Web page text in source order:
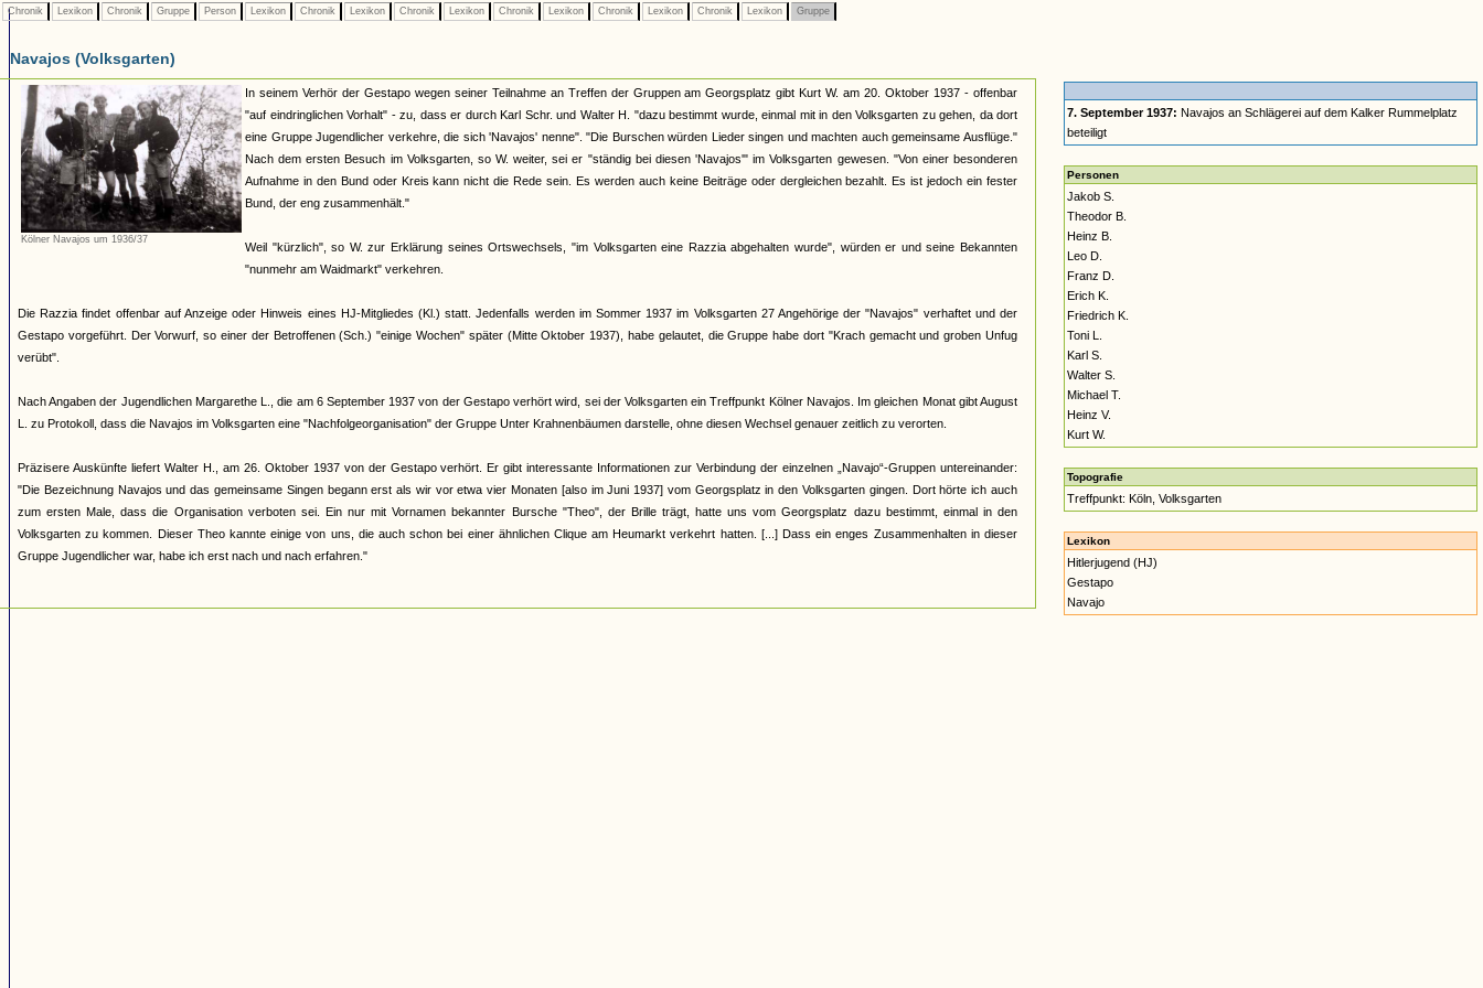
Chronik Lexikon Chronik Gruppe Person Lexikon Chronik Lexikon Chronik Lexikon Chronik Lexikon Chronik Lexikon Chronik Lexikon Gruppe
Navajos (Volksgarten)
Kölner Navajos um 1936/37
In seinem Verhör der Gestapo wegen seiner Teilnahme an Treffen der Gruppen am Georgsplatz gibt Kurt W. am 20. Oktober 1937 - offenbar
"auf eindringlichen Vorhalt" - zu, dass er durch Karl Schr. und Walter H. "dazu bestimmt wurde, einmal mit in den Volksgarten zu gehen, da dort
eine Gruppe Jugendlicher verkehre, die sich 'Navajos' nenne". "Die Burschen würden Lieder singen und machten auch gemeinsame Ausflüge."
Nach dem ersten Besuch im Volksgarten, so W. weiter, sei er "ständig bei diesen 'Navajos'" im Volksgarten gewesen. "Von einer besonderen
Aufnahme in den Bund oder Kreis kann nicht die Rede sein. Es werden auch keine Beiträge oder dergleichen bezahlt. Es ist jedoch ein fester
Bund, der eng zusammenhält."
Weil "kürzlich", so W. zur Erklärung seines Ortswechsels, "im Volksgarten eine Razzia abgehalten wurde", würden er und seine Bekannten
"nunmehr am Waidmarkt" verkehren.
Die Razzia findet offenbar auf Anzeige oder Hinweis eines HJ-Mitgliedes (Kl.) statt. Jedenfalls werden im Sommer 1937 im Volksgarten 27 Angehörige der "Navajos" verhaftet und der
Gestapo vorgeführt. Der Vorwurf, so einer der Betroffenen (Sch.) "einige Wochen" später (Mitte Oktober 1937), habe gelautet, die Gruppe habe dort "Krach gemacht und groben Unfug
verübt".
Nach Angaben der Jugendlichen Margarethe L., die am 6 September 1937 von der Gestapo verhört wird, sei der Volksgarten ein Treffpunkt Kölner Navajos. Im gleichen Monat gibt August
L. zu Protokoll, dass die Navajos im Volksgarten eine "Nachfolgeorganisation" der Gruppe Unter Krahnenbäumen darstelle, ohne diesen Wechsel genauer zeitlich zu verorten.
Präzisere Auskünfte liefert Walter H., am 26. Oktober 1937 von der Gestapo verhört. Er gibt interessante Informationen zur Verbindung der einzelnen „Navajo“-Gruppen untereinander:
"Die Bezeichnung Navajos und das gemeinsame Singen begann erst als wir vor etwa vier Monaten [also im Juni 1937] vom Georgsplatz in den Volksgarten gingen. Dort hörte ich auch
zum ersten Male, dass die Organisation verboten sei. Ein nur mit Vornamen bekannter Bursche "Theo", der Brille trägt, hatte uns vom Georgsplatz dazu bestimmt, einmal in den
Volksgarten zu kommen. Dieser Theo kannte einige von uns, die auch schon bei einer ähnlichen Clique am Heumarkt verkehrt hatten. [...] Dass ein enges Zusammenhalten in dieser
Gruppe Jugendlicher war, habe ich erst nach und nach erfahren."
7. September 1937: Navajos an Schlägerei auf dem Kalker Rummelplatz
beteiligt
Personen
Jakob S.
Theodor B.
Heinz B.
Leo D.
Franz D.
Erich K.
Friedrich K.
Toni L.
Karl S.
Walter S.
Michael T.
Heinz V.
Kurt W.
Topografie
Treffpunkt: Köln, Volksgarten
Lexikon
Hitlerjugend (HJ)
Gestapo
Navajo